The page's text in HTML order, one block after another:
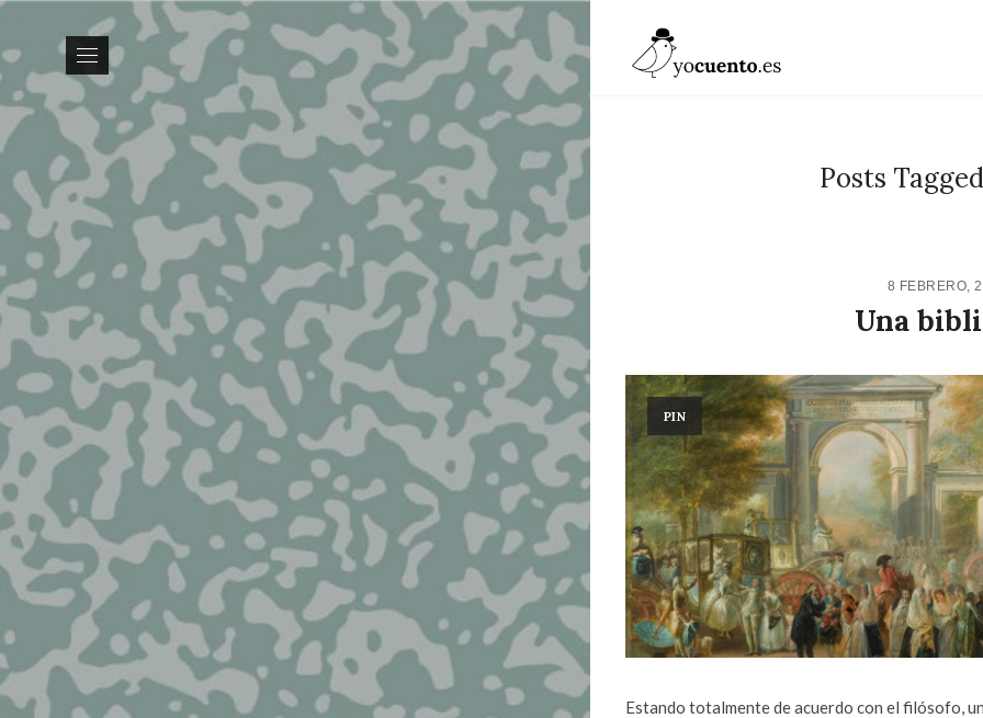
Posts
8 FEBRERO,
Una
PIN
Estando totalmente de acuerdo con el filósofo,